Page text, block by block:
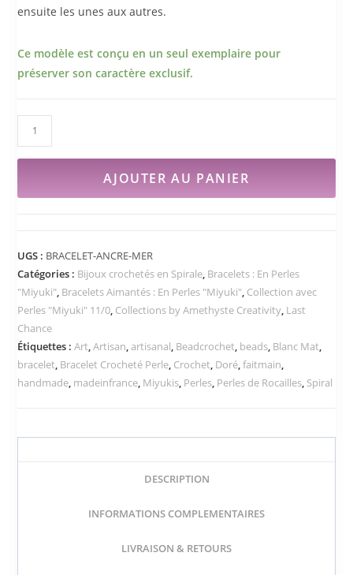
ensuite les unes aux autres.
Ce modèle est conçu en un seul exemplaire pour
préserver son caractère exclusif.
AJOUTER AU PANIER
UGS : BRACELET-ANCRE-MER
Catégories : Bijoux crochetés en Spirale Bracelets : En Perles
"Miyuki" Bracelets Aimantés : En Perles "Miyuki" Collection avec
Perles "Miyuki" 11/0 Collections by Amethyste Creativity Last
Chance
Étiquettes :Art ,Artisan ,artisanal Beadcrochet beads Blanc Mat
bracelet Bracelet Crocheté Perle Crochet Doré ,faitmain
handmade madeinfrance Miyukis Perles Perles de Rocailles Spiral
DESCRIPTION
INFORMATIONS COMPLEMENTAIRES
LIVRAISON & RETOURS